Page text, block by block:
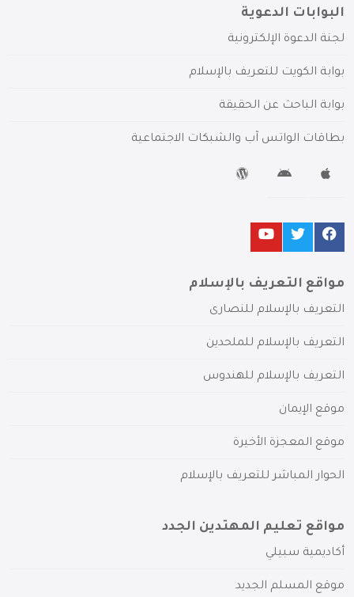
البوابات الدعوية
لجنة الدعوة الإلكترونية
بوابة الكويت للتعريف بالإسلام
بوابة الباحث عن الحقيقة
بطاقات الواتس آب والشبكات الاجتماعية
مواقع التعريف بالإسلام
التعريف بالإسلام للنصارى
التعريف بالإسلام للملحدين
التعريف بالإسلام للهندوس
موقع الإيمان
موقع المعجزة الأخيرة
الحوار المباشر للتعريف بالإسلام
مواقع تعليم المهتدين الجدد
أكاديمية سبيلي
موقع المسلم الجديد